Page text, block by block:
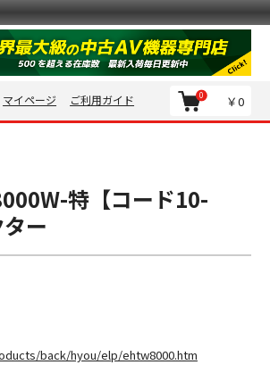
マイページ ご利用ガイド ￥0
0
特【コード10-
ー
back/hyou/elp/ehtw8000.htm